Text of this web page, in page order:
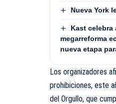
Nueva York
Kast celebra
megarreforma
nueva etapa
Los organizadores
prohibiciones, este
del Orgullo, que